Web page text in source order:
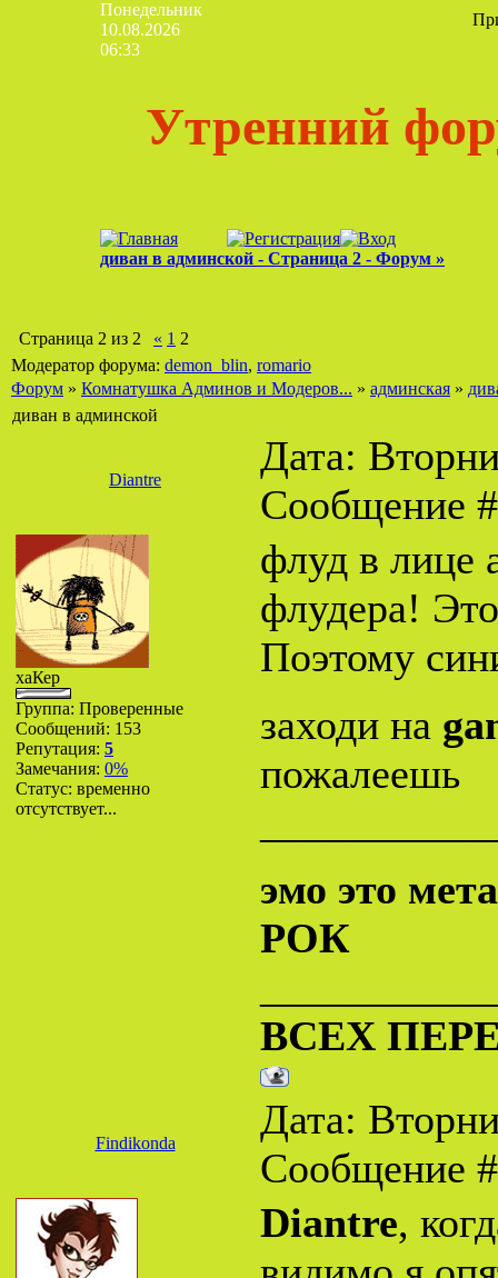
Понедельник
10.08.2026
06:33
Утренний
диван в админской - Страница 2 - Форум »
Страница 2 из 2 « 1 2
Модератор форума: demon_blin, romario
Форум » Комнатушка Админов и Модеров... » админская »
диван в админской
Diantre
Дата:
Сообщение
хаКер
Группа: Проверенные
Сообщений: 153
Репутация: 5
Замечания: 0%
Статус: временно
отсутствует...
флуд в лице
флудера!
Поэтому
заходи на
пожалеешь
эмо это
РОК
ВСЕХ
Findikonda
Дата:
Сообщение
Diantre,